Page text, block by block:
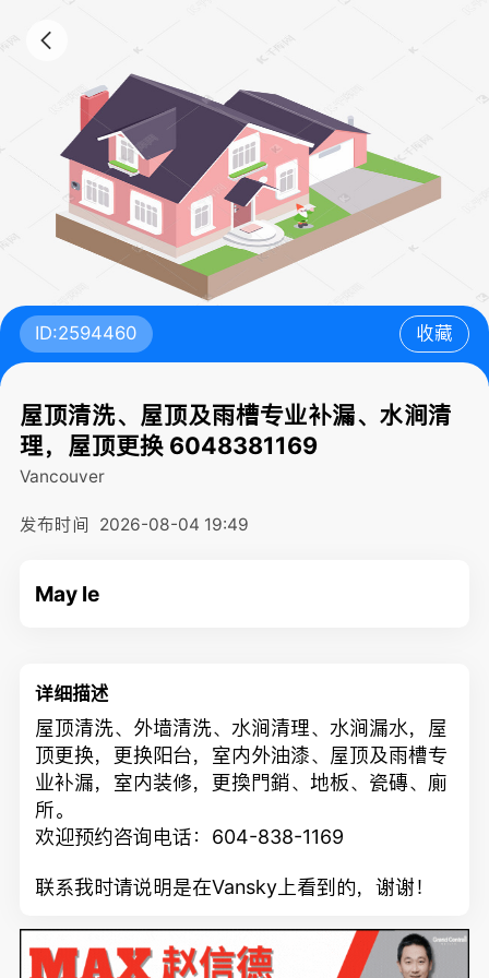
ID:2594460 收藏
屋顶清洗、屋顶及雨槽专业补漏、水涧清
理，屋顶更换 6048381169
Vancouver
发布时间 2026-08-04 19:49
May le
详细描述
屋顶清洗、外墙清洗、水涧清理、水涧漏水，屋
顶更换，更换阳台，室内外油漆、屋顶及雨槽专
业补漏，室内装修，更換門銷、地板、瓷磚、廁
所。
欢迎预约咨询电话：604-838-1169
联系我时请说明是在Vansky上看到的，谢谢！